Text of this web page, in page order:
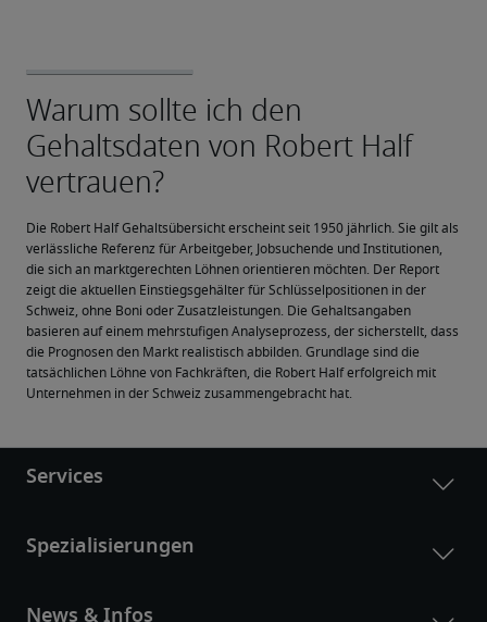
Die Robert Half Gehaltsübersicht erscheint seit 1950 jährlich. Sie gilt als
verlässliche Referenz für Arbeitgeber, Jobsuchende und Institutionen,
die sich an marktgerechten Löhnen orientieren möchten. Der Report
zeigt die aktuellen Einstiegsgehälter für Schlüsselpositionen in der
Schweiz, ohne Boni oder Zusatzleistungen. Die Gehaltsangaben
basieren auf einem mehrstufigen Analyseprozess, der sicherstellt, dass
die Prognosen den Markt realistisch abbilden. Grundlage sind die
tatsächlichen Löhne von Fachkräften, die Robert Half erfolgreich mit
Unternehmen in der Schweiz zusammengebracht hat.